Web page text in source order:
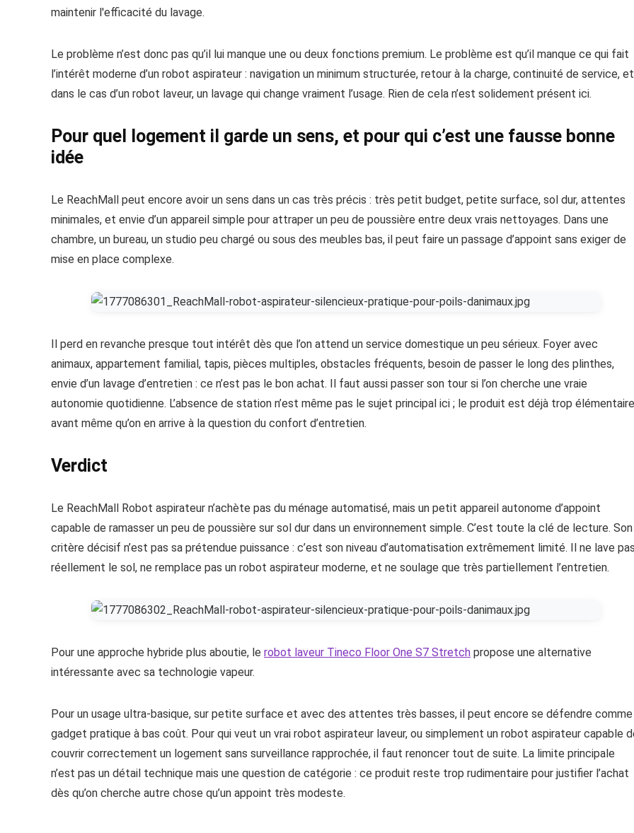
maintenir l'efficacité du lavage.
Le problème n’est donc pas qu’il lui manque une ou deux fonctions premium. Le problème est qu’il manque ce qui fait
l’intérêt moderne d’un robot aspirateur : navigation un minimum structurée, retour à la charge, continuité de service, et
dans le cas d’un robot laveur, un lavage qui change vraiment l’usage. Rien de cela n’est solidement présent ici.
Pour quel logement il garde un sens, et pour qui c’est une fausse bonne
idée
Le ReachMall peut encore avoir un sens dans un cas très précis : très petit budget, petite surface, sol dur, attentes
minimales, et envie d’un appareil simple pour attraper un peu de poussière entre deux vrais nettoyages. Dans une
chambre, un bureau, un studio peu chargé ou sous des meubles bas, il peut faire un passage d’appoint sans exiger de
mise en place complexe.
Il perd en revanche presque tout intérêt dès que l’on attend un service domestique un peu sérieux. Foyer avec
animaux, appartement familial, tapis, pièces multiples, obstacles fréquents, besoin de passer le long des plinthes,
envie d’un lavage d’entretien : ce n’est pas le bon achat. Il faut aussi passer son tour si l’on cherche une vraie
autonomie quotidienne. L’absence de station n’est même pas le sujet principal ici ; le produit est déjà trop élémentaire
avant même qu’on en arrive à la question du confort d’entretien.
Verdict
Le ReachMall Robot aspirateur n’achète pas du ménage automatisé, mais un petit appareil autonome d’appoint
capable de ramasser un peu de poussière sur sol dur dans un environnement simple. C’est toute la clé de lecture. Son
critère décisif n’est pas sa prétendue puissance : c’est son niveau d’automatisation extrêmement limité. Il ne lave
réellement le sol, ne remplace pas un robot aspirateur moderne, et ne soulage que très partiellement l’entretien.
Pour une approche hybride plus aboutie, le robot laveur Tineco Floor One S7 Stretch propose une alternative
intéressante avec sa technologie vapeur.
Pour un usage ultra-basique, sur petite surface et avec des attentes très basses, il peut encore se défendre comme
gadget pratique à bas coût. Pour qui veut un vrai robot aspirateur laveur, ou simplement un robot aspirateur capable
couvrir correctement un logement sans surveillance rapprochée, il faut renoncer tout de suite. La limite principale
n’est pas un détail technique mais une question de catégorie : ce produit reste trop rudimentaire pour justifier l’achat
dès qu’on cherche autre chose qu’un appoint très modeste.